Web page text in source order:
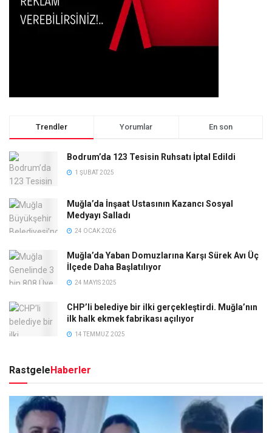
Trendler Yorumlar En son
Bodrum’da 123 Tesisin Ruhsatı İptal Edildi
1 ŞUBAT 2025
Muğla’da İnşaat Ustasının Kazancı Sosyal
Medyayı Salladı
24 OCAK 2026
Muğla’da Yaban Domuzlarına Karşı Sürek Avı Üç
İlçede Daha Başlatılıyor
24 MAYIS 2025
CHP’li belediye bir ilki gerçekleştirdi. Muğla’nın
ilk halk ekmek fabrikası açılıyor
14 TEMMUZ 2025
RastgeleHaberler